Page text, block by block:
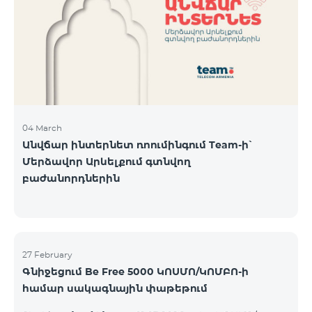
Կիրակի-08․03 Երևան Կենտրոն Իսակովի
պողոտա 3/7 09:00-18:00 09:00-18:00 10:00-19:00
Երևան Կենտրոն Խորենացու փողոց 26/26 09:00-
04 March
Անվճար ինտերնետ ռոումինգում Team-ի՝
Մերձավոր Արևելքում գտնվող
բաժանորդներին
27 February
Գնիջեցում Be Free 5000 ԿՈՍՄՈ/ԿՈՄԲՈ-ի
համար սակագնային փաթեթում